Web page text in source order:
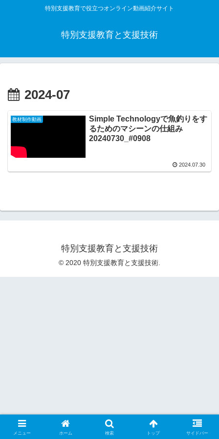
特別支援教育で役立つオンライン動画紹介サイト
特別支援教育と支援技術
2024-07
教材制作動画
Simple Technologyで魚釣りをす
るためのマシーンの仕組み
20240730_#0908
2024.07.30
特別支援教育と支援技術
© 2020 特別支援教育と支援技術.
メニュー ホーム 検索 トップ サイドバー